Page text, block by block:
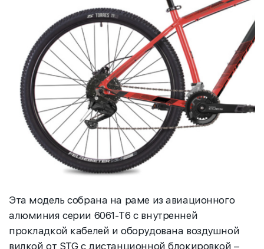
Эта модель собрана на раме из авиационного
алюминия серии 6061-T6 с внутренней
прокладкой кабелей и оборудована воздушной
вилкой от STG с дистанционной блокировкой –